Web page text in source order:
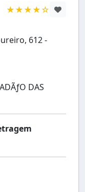
★★★★☆
612 -
DAS